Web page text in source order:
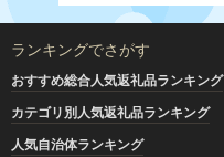
ランキングでさがす
おすすめ総合人気返礼品ランキング
カテゴリ別人気返礼品ランキング
人気自治体ランキング